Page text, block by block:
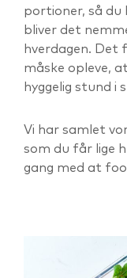
portioner, så du
bliver det
hverdagen. Det
måske opleve,
hyggelig stund
Vi har samlet
som du får lige
gang med at